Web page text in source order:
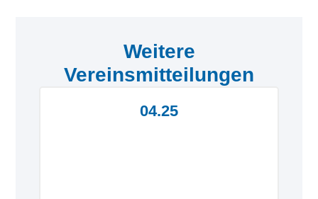
Weitere
Vereinsmitteilungen
04.25